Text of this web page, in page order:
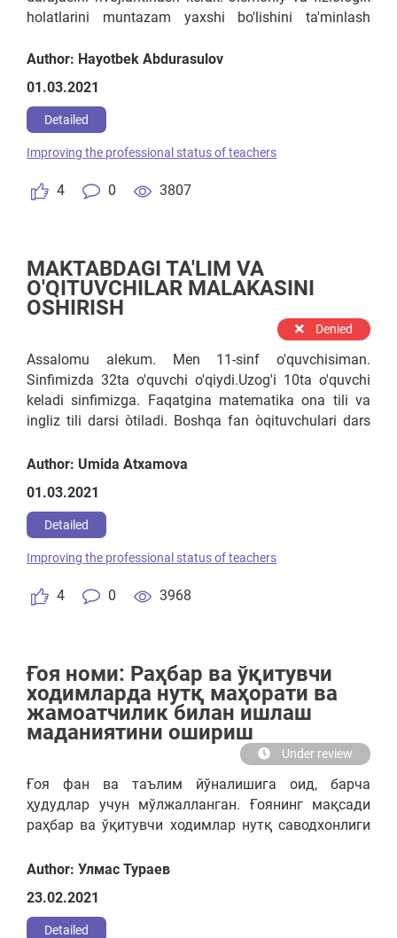
holatlarini muntazam yaxshi bo'lishini ta'minlash
va shu tomonlama boladagi iqtidorni ko'ra olish, agar
o'quvchida soort sohasida iqtidori bo'lsa shu sohada
Author: Hayotbek Abdurasulov
01.03.2021
Detailed
4 0 3807
Improving the professional status of teachers
MAKTABDAGI TA'LIM VA
O'QITUVCHILAR MALAKASINI
OSHIRISH
Denied
Assalomu alekum. Men 11-sinf o'quvchisiman.
Sinfimizda 32ta o'quvchi o'qiydi.Uzog'i 10ta o'quvchi
keladi sinfimizga. Faqatgina matematika ona tili va
ingliz tili darsi òtiladi. Boshqa fan òqituvchulari dars
repetitorda òqiydi sinfimizda. Qòshimcha òtadigan
òylayman. Barcha butun Òzbekiston òqtuvchilarini
testtan òtqizib saralash kerakligini sòrab qogan
bòlaridm. Masalan man 9 sinfgacha barcha fanlardan
alo bahoga òqiganman. Òylardimki maktab bilimi
bilan bemalol instetutga Kira olaman deb lekn
òqtuvchilarni òzi sen qòshimchaga borishing kerak
Author: Umida Atxamova
01.03.2021
Detailed
4 0 3968
Improving the professional status of teachers
Ғоя номи: Раҳбар ва ўқитувчи
ходимларда нутқ маҳорати ва
жамоатчилик билан ишлаш
маданиятини ошириш
Under review
Ғоя фан ва таълим йўналишига оид, барча
ҳудудлар учун мўлжалланган. Ғоянинг мақсади
раҳбар ва ўқитувчи ходимлар нутқ саводхонлиги
курслари ёрдамида оширишдан иборат. Лойиҳа
бажарилади: а) Раҳбар ва ўқитувчи ходимлар нутқ
саводхонлиги ва жамоатчилик билан ишлаш
Author: Улмас Тураев
23.02.2021
Detailed